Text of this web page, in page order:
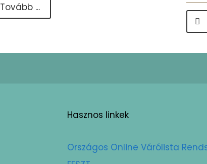
Tovább ...-
Ásványvízzel
Hasznos linkek
Országos Online Várólista